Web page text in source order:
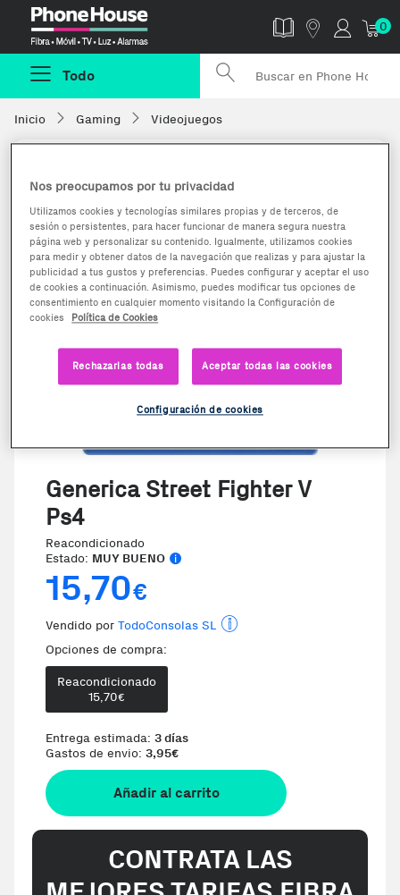
0
Todo
Inicio Gaming Videojuegos
Generica Street Fighter V
Ps4
Reacondicionado
Estado: MUY BUENO
15,70€
Vendido por TodoConsolas SL
Opciones de compra:
Reacondicionado
15,70€
Entrega estimada: 3 días
Gastos de envio: 3,95€
Añadir al carrito
CONTRATA LAS
Nos preocupamos por tu privacidad
Utilizamos cookies y tecnologías similares propias y de terceros, de
sesión o persistentes, para hacer funcionar de manera segura nuestra
página web y personalizar su contenido. Igualmente, utilizamos cookies
para medir y obtener datos de la navegación que realizas y para ajustar la
publicidad a tus gustos y preferencias. Puedes configurar y aceptar el uso
de cookies a continuación. Asimismo, puedes modificar tus opciones de
consentimiento en cualquier momento visitando la Configuración de
cookies
Política de Cookies
Rechazarlas todas Aceptar todas las cookies
Configuración de cookies